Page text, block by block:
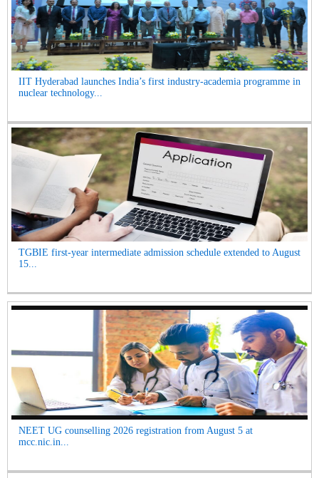
IIT Hyderabad launches India’s first industry-academia programme in
nuclear technology...
TGBIE first-year intermediate admission schedule extended to August
15...
NEET UG counselling 2026 registration from August 5 at
mcc.nic.in...